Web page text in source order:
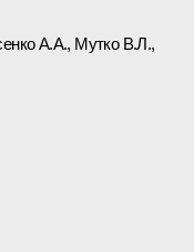
А.А., Мутко В.Л.,